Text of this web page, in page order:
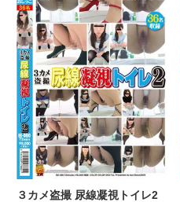
３カメ盗撮 尿線凝視トイレ2